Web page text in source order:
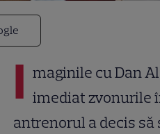
I maginile cu Dan
imediat zvonurile
antrenorul a decis